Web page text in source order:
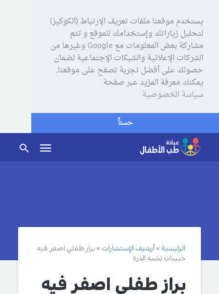
يستخدم موقعنا ملفات تعريف الإرتباط (الكوكيز)
لتحليل زياراتك وإستخدامك للموقع و تتم
مشاركة بعض المعلومات مع Google وغيرها من
الشركات الإعلانية والشبكات الإجتماعية لضمان
حصولك على أفضل تجربة تصفح على موقعنا,
يمكنك معرفة المزيد عبر صفحة
سياسة الخصوصية
حسناً
الرئيسية أرشيف الإستشارات
براز طفلي اصفر فيه
حبيبات تشبه الذرة
براز طفلي اصفر فيه